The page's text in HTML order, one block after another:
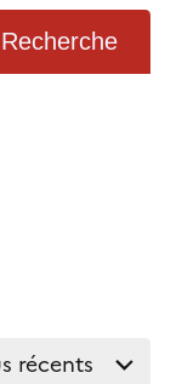
Recherche